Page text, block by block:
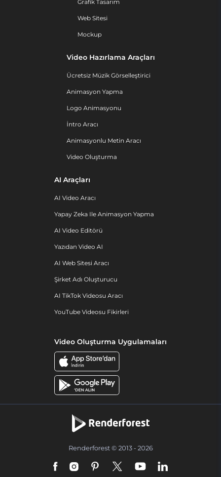
Grafik Tasarım
Web Sitesi
Mockup
Video Hazırlama Araçları
Ücretsiz Müzik Görselleştirici
Animasyon Yapma
Logo Animasyonu
İntro Aracı
Animasyonlu Metin Aracı
Video Oluşturma
AI Araçları
AI Video Aracı
Yapay Zeka Ile Animasyon Yapma
AI Video Editörü
Yazıdan Video AI
AI Web Sitesi Aracı
Şirket Adı Oluşturucu
AI TikTok Videosu Aracı
YouTube Videosu Fikirleri
Video Oluşturma Uygulamaları
Renderforest © 2013 - 2026